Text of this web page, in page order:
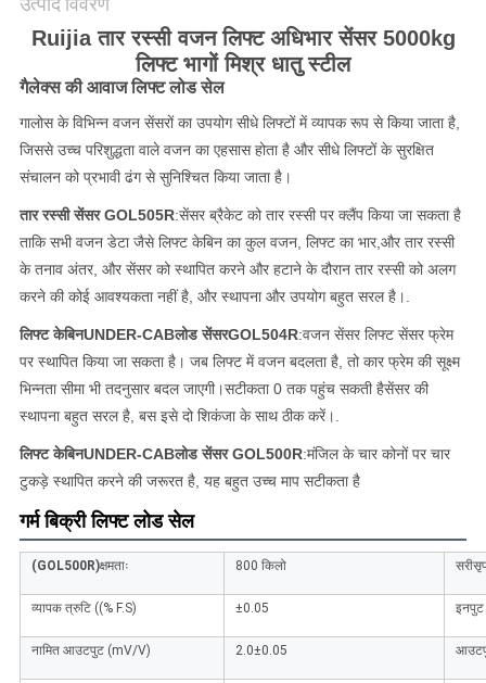
Ruijia तार रस्सी वजन लिफ्ट अधिभार सेंसर 5000kg
लिफ्ट भागों मिश्र धातु स्टील
गैलेक्स की आवाज लिफ्ट लोड सेल
गालोस के विभिन्न वजन सेंसरों का उपयोग सीधे लिफ्टों में व्यापक रूप से किया जाता है,
जिससे उच्च परिशुद्धता वाले वजन का एहसास होता है और सीधे लिफ्टों के सुरक्षित
संचालन को प्रभावी ढंग से सुनिश्चित किया जाता है।
तार रस्सी सेंसर GOL505R:सेंसर ब्रैकेट को तार रस्सी पर क्लैंप किया जा सकता है
ताकि सभी वजन डेटा जैसे लिफ्ट केबिन का कुल वजन, लिफ्ट का भार,और तार रस्सी
के तनाव अंतर, और सेंसर को स्थापित करने और हटाने के दौरान तार रस्सी को अलग
करने की कोई आवश्यकता नहीं है, और स्थापना और उपयोग बहुत सरल है। .
लिफ्ट केबिनUNDER-CABलोड सेंसरGOL504R:वजन सेंसर लिफ्ट सेंसर फ्रेम
पर स्थापित किया जा सकता है। जब लिफ्ट में वजन बदलता है, तो कार फ्रेम की सूक्ष्म
भिन्नता सीमा भी तदनुसार बदल जाएगी।सटीकता 0 तक पहुंच सकती हैसेंसर की
स्थापना बहुत सरल है, बस इसे दो शिकंजा के साथ ठीक करें। .
लिफ्ट केबिनUNDER-CABलोड सेंसर GOL500R:मंजिल के चार कोनों पर चार
टुकड़े स्थापित करने की जरूरत है, यह बहुत उच्च माप सटीकता है
गर्म बिक्री लिफ्ट लोड सेल
(GOL500R)क्षमताः 800 किलो
व्यापक त्रुटि ((% F.S) ±0.05 इनपुट
नामित आउटपुट (mV/V) 2.0±0.05